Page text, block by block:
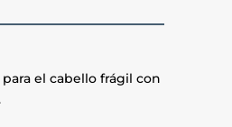
el cabello frágil con